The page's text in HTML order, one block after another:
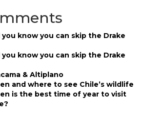
you know you can skip the Drake
you know you can skip the Drake
& Altiplano
and where to see Chile’s wildlife
is the best time of year to visit